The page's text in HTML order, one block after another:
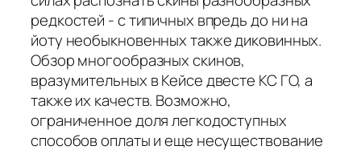
редкостей - с типичных впредь до ни на
йоту необыкновенных также диковинных.
Обзор многообразных скинов,
вразумительных в Кейсе двесте КС ГО, а
также их качеств. Возможно,
ограниченное доля легкодоступных
способов оплаты и еще несуществование